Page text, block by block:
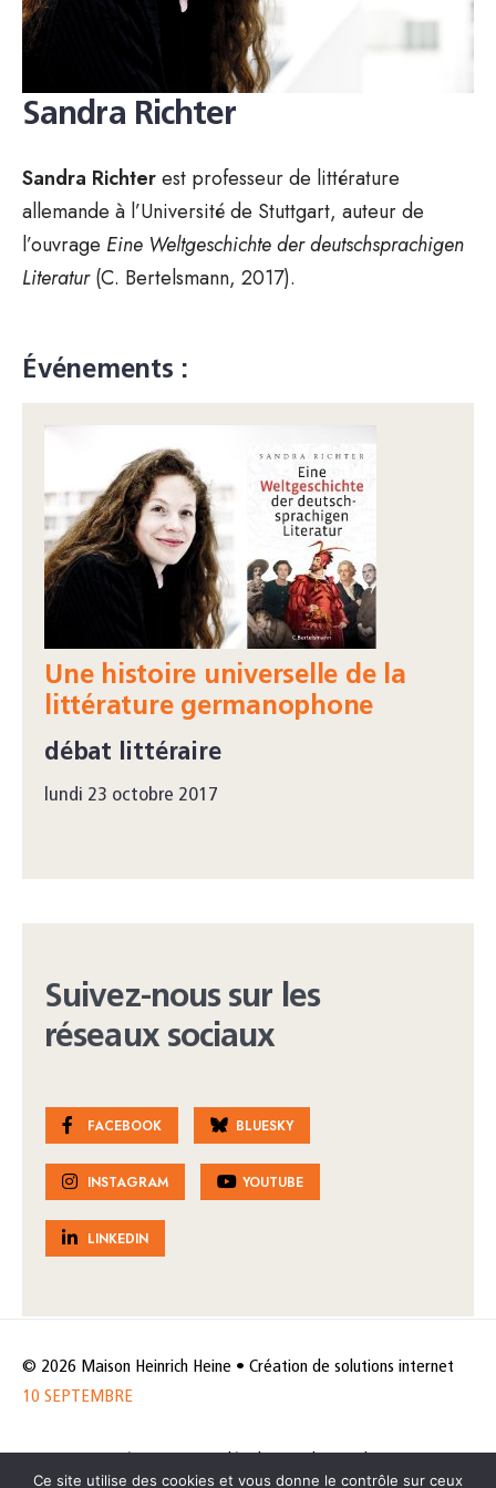
Sandra Richter
Sandra Richterest professeur de littérature
allemande à l’Université de Stuttgart, auteur de
l’ouvrage Eine Weltgeschichte der deutschsprachigen
Literatur(C. Bertelsmann, 2017).
Événements :
Une histoire universelle de la
littérature germanophone
débat littéraire
lundi 23 octobre 2017
Suivez-nous sur les
réseaux sociaux
FACEBOOK BLUESKY
INSTAGRAM YOUTUBE
LINKEDIN
© 2026 Maison Heinrich Heine • Création de solutions internet
10 SEPTEMBRE
Ce site utilise des cookies et vous donne le contrôle sur ceux